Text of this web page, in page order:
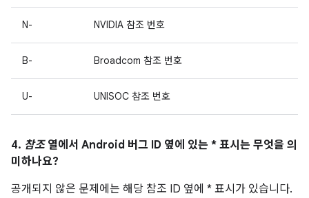
N- NVIDIA 참조 번호
B- Broadcom 참조 번호
U- UNISOC 참조 번호
4. 참조열에서 Android 버그 ID 옆에 있는 * 표시는 무엇을 의
미하나요?
공개되지 않은 문제에는 해당 참조 ID 옆에 * 표시가 있습니다.